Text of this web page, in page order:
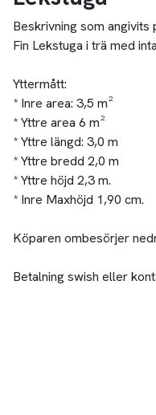
Beskrivning som angivits
Fin Lekstuga i trä med
Yttermått:
* Inre area: 3,5 m²
* Yttre area 6 m²
* Yttre längd: 3,0 m
* Yttre bredd 2,0 m
* Yttre höjd 2,3 m.
* Inre Maxhöjd 1,90 cm.
Köparen ombesörjer
Betalning swish eller